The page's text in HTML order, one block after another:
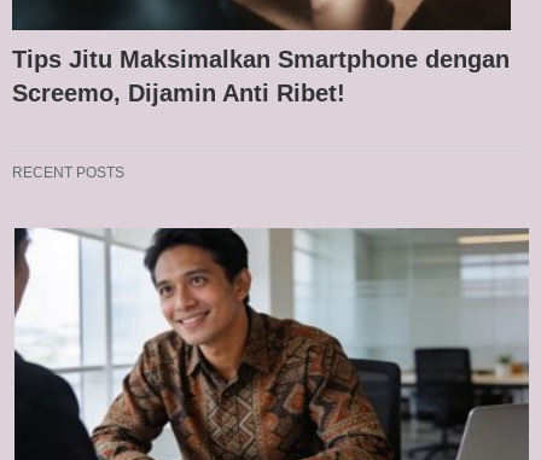
Tips Jitu Maksimalkan Smartphone dengan
Screemo, Dijamin Anti Ribet!
RECENT POSTS